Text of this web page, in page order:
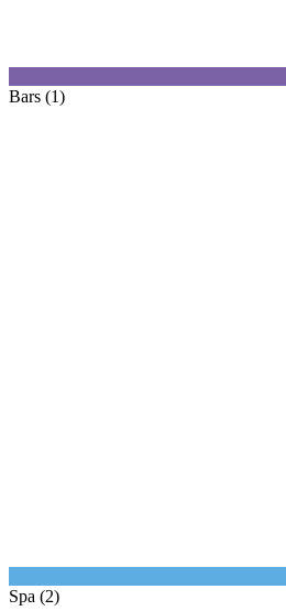
Bars (1)
Spa (2)